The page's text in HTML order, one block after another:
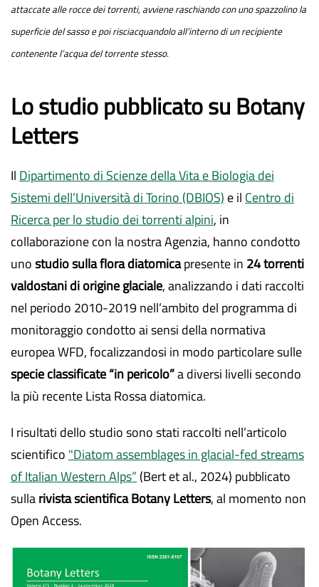
attaccate alle rocce dei torrenti, avviene raschiando con uno spazzolino la
superficie del sasso e poi risciacquandolo all’interno di un recipiente
contenente l’acqua del torrente stesso.
Lo studio pubblicato su Botany
Letters
Il Dipartimento di Scienze della Vita e Biologia dei
Sistemi dell’Università di Torino (DBIOS) e il Centro di
Ricerca per lo studio dei torrenti alpini, in
collaborazione con la nostra Agenzia, hanno condotto
unostudio sulla flora diatomicapresente in 24 torrenti
valdostani di origine glaciale, analizzando i dati raccolti
nel periodo 2010-2019 nell’ambito del programma di
monitoraggio condotto ai sensi della normativa
europea WFD, focalizzandosi in modo particolare sulle
specie classificate “in pericolo”a diversi livelli secondo
la più recente Lista Rossa diatomica.
I risultati dello studio sono stati raccolti nell’articolo
scientifico "Diatom assemblages in glacial-fed streams
of Italian Western Alps” (Bert et al., 2024) pubblicato
sullarivista scientifica Botany Letters, al momento non
Open Access.